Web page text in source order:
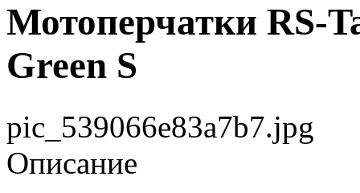
Мотоперчатки RS-
Green S
pic_539066e83a7b7.jpg
Описание